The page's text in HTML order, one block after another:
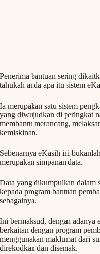
Penerima bantuan sering
tahukah anda apa itu sistem
Ia merupakan satu sistem
yang diwujudkan di peringkat
membantu merancang,
kemiskinan.
Sebenarnya eKasih ini
merupakan simpanan data.
Data yang dikumpulkan dalam
kepada program bantuan
sebagainya.
Ini bermaksud, dengan adanya
berkaitan dengan program
menggunakan maklumat dari
direkodkan dan disemak.